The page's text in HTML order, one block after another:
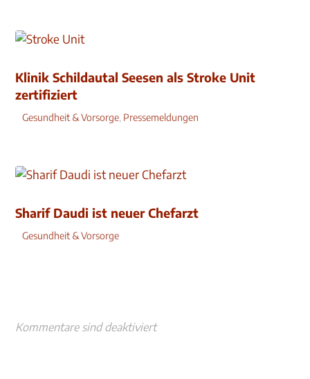
Klinik Schildautal Seesen als Stroke Unit
zertifiziert
Gesundheit & Vorsorge, Pressemeldungen
Sharif Daudi ist neuer Chefarzt
Gesundheit & Vorsorge
Kommentare sind deaktiviert